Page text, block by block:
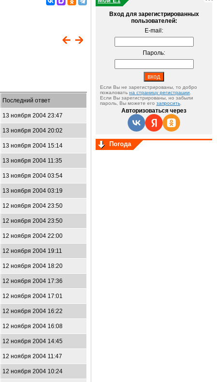
Последний ответ
13 ноября 2004 23:47
13 ноября 2004 20:02
13 ноября 2004 15:14
13 ноября 2004 11:35
13 ноября 2004 03:54
13 ноября 2004 03:19
12 ноября 2004 23:50
12 ноября 2004 23:50
12 ноября 2004 22:00
12 ноября 2004 19:11
12 ноября 2004 18:20
12 ноября 2004 17:36
12 ноября 2004 17:01
12 ноября 2004 16:22
12 ноября 2004 16:08
12 ноября 2004 14:45
12 ноября 2004 11:47
12 ноября 2004 10:24
Вход для зарегистрированных
пользователей:
E-mail:
Пароль:
Если Вы не зарегистрированы, то добро
пожаловать на страницу регистрации
Если Вы зарегистрированы, но забыли
пароль, Вы можете его запросить
Авторизоваться через
Погода